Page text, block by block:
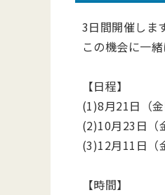
3日間開催しま
この機会に一
【日程】
(1)8月21日（金
(2)10月23日（
(3)12月11日（
【時間】